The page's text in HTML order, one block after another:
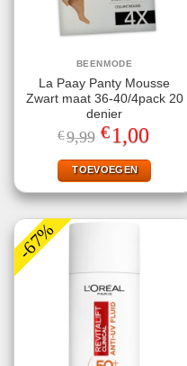
BEENMODE
La Paay Panty Mousse
Zwart maat 36-40/4pack 20
denier
€9,99 Oorspronkelijke
prijs
was:
€9,99.
€1,00
is:
€1,00.
TOEVOEGEN
-67%